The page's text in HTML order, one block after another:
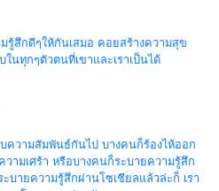
สึกดีๆให้กันเสมอ คอยสร้างความสุข
นทุกๆตัวตนที่เขาและเราเป็นได้
ความสัมพันธ์กันไป บางคนก็ร้องไห้ออก
ามเศร้า หรือบางคนก็ระบายความรู้สึก
บายความรู้สึกผ่านโซเชียลแล้วล่ะก็ เรา